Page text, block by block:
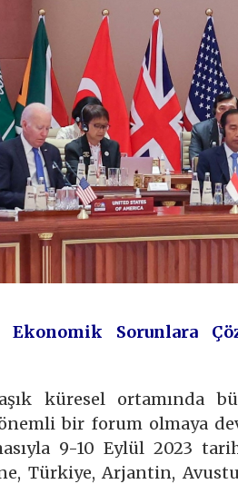
Sorunlara
küresel ortamında
bir forum olmaya
9-10 Eylül 2023
Türkiye, Arjantin,